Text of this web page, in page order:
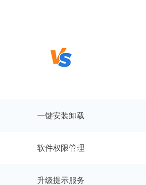
一键安装卸载
软件权限管理
升级提示服务